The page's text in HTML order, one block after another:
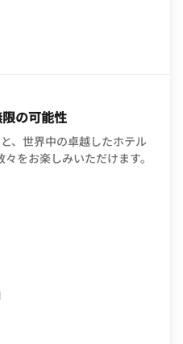
の可能性
、世界中の卓越したホテル
をお楽しみいただけます。